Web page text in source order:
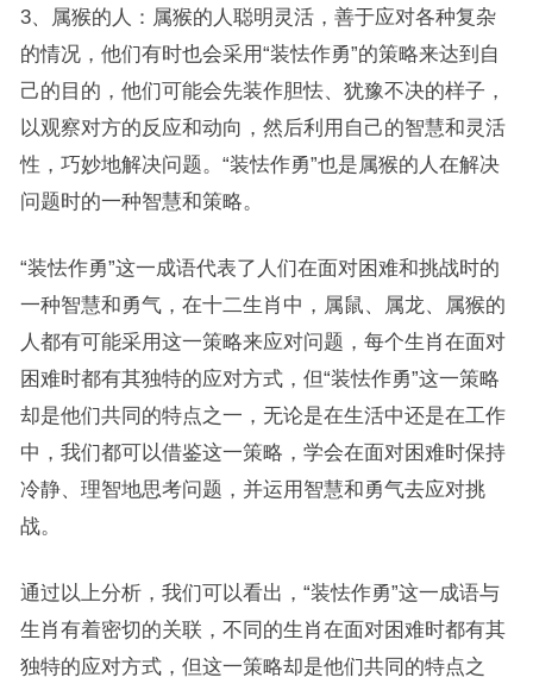
3、属猴的人：属猴的人聪明灵活，善于应对各种复杂
的情况，他们有时也会采用“装怯作勇”的策略来达到自
己的目的，他们可能会先装作胆怯、犹豫不决的样子，
以观察对方的反应和动向，然后利用自己的智慧和灵活
性，巧妙地解决问题。“装怯作勇”也是属猴的人在解决
问题时的一种智慧和策略。
“装怯作勇”这一成语代表了人们在面对困难和挑战时的
一种智慧和勇气，在十二生肖中，属鼠、属龙、属猴的
人都有可能采用这一策略来应对问题，每个生肖在面对
困难时都有其独特的应对方式，但“装怯作勇”这一策略
却是他们共同的特点之一，无论是在生活中还是在工作
中，我们都可以借鉴这一策略，学会在面对困难时保持
冷静、理智地思考问题，并运用智慧和勇气去应对挑
战。
通过以上分析，我们可以看出，“装怯作勇”这一成语与
生肖有着密切的关联，不同的生肖在面对困难时都有其
独特的应对方式，但这一策略却是他们共同的特点之